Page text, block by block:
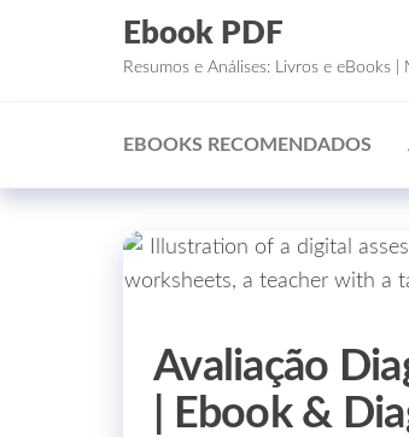
Ebook PDF
Resumos e Análises: Livros e eBooks
EBOOKS RECOMENDADOS
Avaliação
| Ebook &